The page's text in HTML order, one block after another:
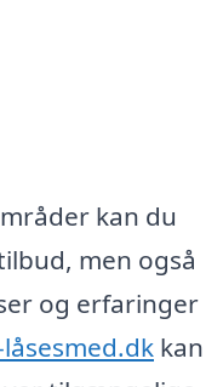
kan du
men også
og erfaringer
kan